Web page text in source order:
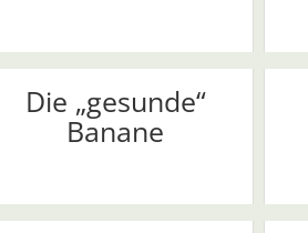
Die „gesunde“
Banane